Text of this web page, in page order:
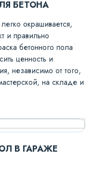
БЕТОНА
окрашивается,
и правильно
бетонного пола
ценность и
независимо от того,
на складе и
В ГАРАЖЕ